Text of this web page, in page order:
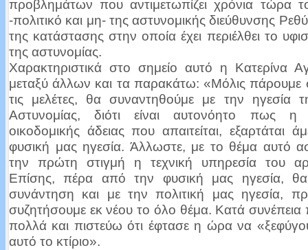
προβλημάτων που αντιμετωπίζει χρόνια τώρα
-πολιτικό και μη- της αστυνομικής διεύθυνσης
της κατάστασης στην οποία έχει περιέλθει το
της αστυνομίας.
Χαρακτηριστικά στο σημείο αυτό η Κατερίνα
μεταξύ άλλων και τα παρακάτω: «Μόλις πάρουμε
τις μελέτες, θα συναντηθούμε με την ηγεσία
Αστυνομίας, διότι είναι αυτονόητο πως
οικοδομικής άδειας που απαιτείται, εξαρτάται
φυσική μας ηγεσία. Άλλωστε, με το θέμα αυτό
την πρώτη στιγμή η τεχνική υπηρεσία του
Επίσης, πέρα από την φυσική μας ηγεσία, θα
συνάντηση και με την πολιτική μας ηγεσία,
συζητήσουμε εκ νέου το όλο θέμα. Κατά
πολλά και πιστεύω ότι έφτασε η ώρα να
αυτό το κτίριο».